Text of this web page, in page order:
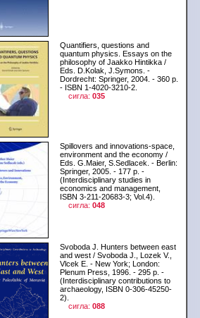
Quantifiers, questions and
quantum physics. Essays on the
philosophy of Jaakko Hintikka /
Eds. D.Kolak, J.Symons. -
Dordrecht: Springer, 2004. - 360 p.
- ISBN 1-4020-3210-2.
сигла: 035
Spillovers and innovations-space,
environment and the economy /
Eds. G.Maier, S.Sedlacek. - Berlin:
Springer, 2005. - 177 p. -
(Interdisciplinary studies in
economics and management,
ISBN 3-211-20683-3; Vol.4).
сигла: 048
Svoboda J. Hunters between east
and west / Svoboda J., Lozek V.,
Vlcek E. - New York; London:
Plenum Press, 1996. - 295 p. -
(Interdisciplinary contributions to
archaeology, ISBN 0-306-45250-
2).
сигла: 088